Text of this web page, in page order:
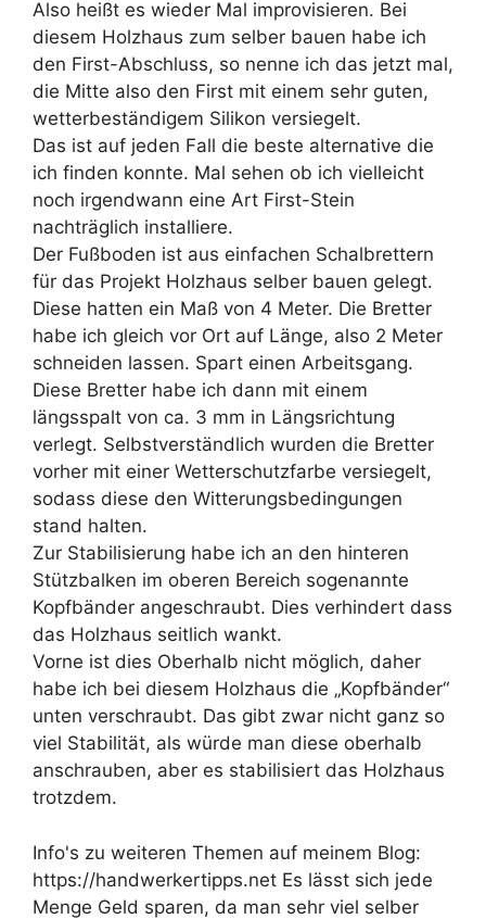
Also heißt es wieder Mal improvisieren. Bei
diesem Holzhaus zum selber bauen habe ich
den First-Abschluss, so nenne ich das jetzt mal,
die Mitte also den First mit einem sehr guten,
wetterbeständigem Silikon versiegelt.
Das ist auf jeden Fall die beste alternative die
ich finden konnte. Mal sehen ob ich vielleicht
noch irgendwann eine Art First-Stein
nachträglich installiere.
Der Fußboden ist aus einfachen Schalbrettern
für das Projekt Holzhaus selber bauen gelegt.
Diese hatten ein Maß von 4 Meter. Die Bretter
habe ich gleich vor Ort auf Länge, also 2 Meter
schneiden lassen. Spart einen Arbeitsgang.
Diese Bretter habe ich dann mit einem
längsspalt von ca. 3 mm in Längsrichtung
verlegt. Selbstverständlich wurden die Bretter
vorher mit einer Wetterschutzfarbe versiegelt,
sodass diese den Witterungsbedingungen
stand halten.
Zur Stabilisierung habe ich an den hinteren
Stützbalken im oberen Bereich sogenannte
Kopfbänder angeschraubt. Dies verhindert dass
das Holzhaus seitlich wankt.
Vorne ist dies Oberhalb nicht möglich, daher
habe ich bei diesem Holzhaus die „Kopfbänder“
unten verschraubt. Das gibt zwar nicht ganz so
viel Stabilität, als würde man diese oberhalb
anschrauben, aber es stabilisiert das Holzhaus
trotzdem.
Info's zu weiteren Themen auf meinem Blog:
https://handwerkertipps.net Es lässt sich jede
Menge Geld sparen, da man sehr viel selber